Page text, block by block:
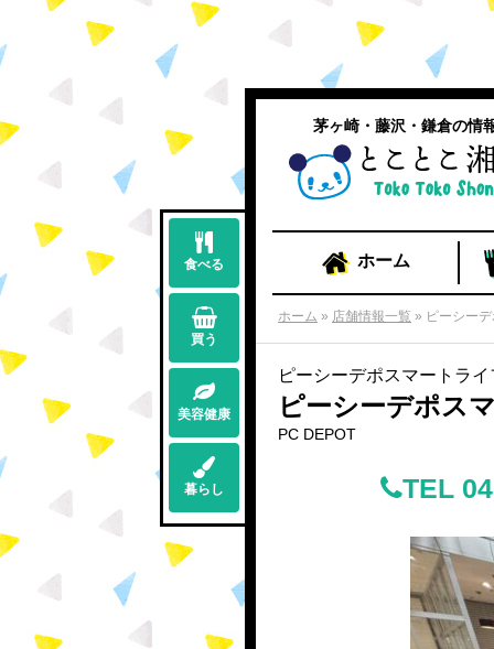
食べる
買う
美容健康
暮らし
茅ヶ崎・藤沢・鎌倉の情
ホーム
ホーム » 店舗情報一覧 » ピーシー
ピーシーデポスマートラ
ピーシーデポス
PC DEPOT
TEL